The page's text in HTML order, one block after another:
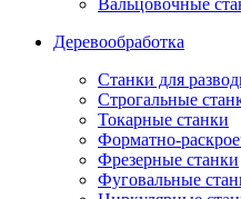
Вальцовочные
Деревообработка
Станки для
Строгальные
Токарные станки
Форматно-
Фрезерные станки
Фуговальные